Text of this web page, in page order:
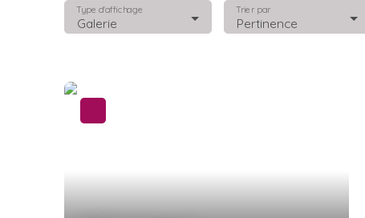
Galerie
Type d'affichage
Pertinence
Trier par